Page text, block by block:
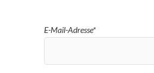
E-Mail-Adresse*